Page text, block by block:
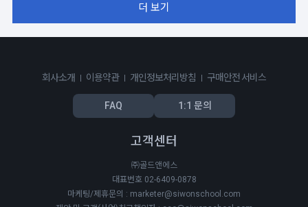
더 보기
회사소개 이용약관 개인정보처리방침 구매안전 서비스
FAQ 1:1 문의
고객센터
㈜골드앤에스
대표번호 02-6409-0878
마케팅/제휴문의 : marketer@siwonschool.com